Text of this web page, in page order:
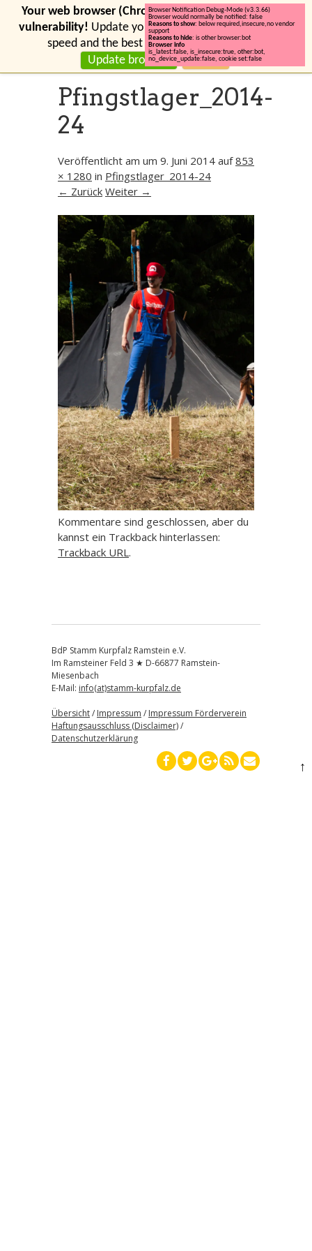
Your web browser (Chrome 131) has a serious security
vulnerability! Update your browser for more security,
speed and the best experience on this site.
Update browser
Ignore
Browser Notification Debug-Mode (v3.3.66)
Browser would normally be notified: false
Reasons to show: below required,insecure,no vendor
support
Reasons to hide: is other browser:bot
Browser info
is_latest:false, is_insecure:true, other:bot,
no_device_update:false, cookie set:false
Pfingstlager_2014-
24
Veröffentlicht am um 9. Juni 2014 auf853
× 1280 in Pfingstlager_2014-24
← Zurück Weiter →
Kommentare sind geschlossen, aber du
kannst ein Trackback hinterlassen:
Trackback URL .
BdP Stamm Kurpfalz Ramstein e.V.
Im Ramsteiner Feld 3 ★ D-66877 Ramstein-
Miesenbach
E-Mail: info(at)stamm-kurpfalz.de
Übersicht/ Impressum / Impressum Förderverein
Haftungsausschluss (Disclaimer)/
Datenschutzerklärung
↑